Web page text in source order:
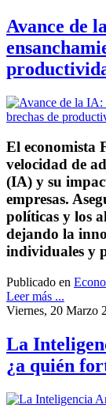
Avance de
El economista
velocidad de
(IA) y su
empresas.
políticas y los
dejando la
individuales y
Publicado en
Leer más ...
Viernes, 20 Marzo
La
¿a quién